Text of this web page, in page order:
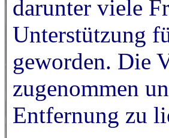
darunter viele
Unterstützung
geworden. Die
zugenommen
Entfernung zu